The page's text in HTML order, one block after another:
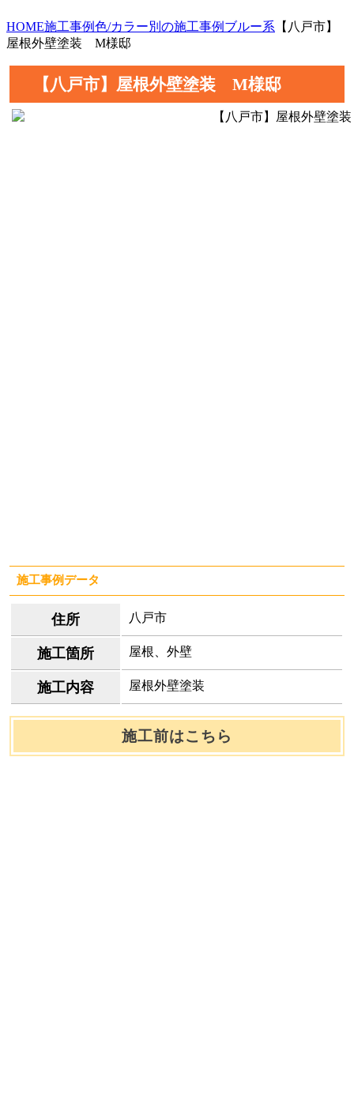
HOME施工事例色/カラー別の施工事例 ブルー系 【八戸市】
屋根外壁塗装 M様邸
【八戸市】屋根外壁塗装 M様邸
施工事例データ
住所 八戸市
施工箇所 屋根、外壁
施工内容 屋根外壁塗装
施工前はこちら